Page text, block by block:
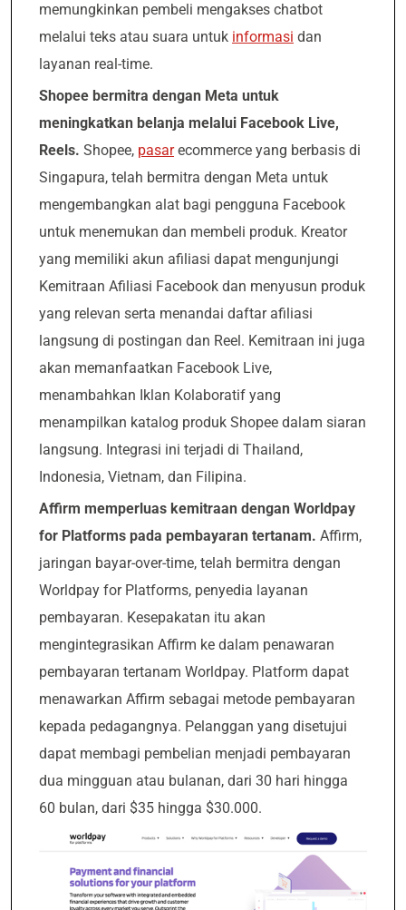
memungkinkan pembeli mengakses chatbot
melalui teks atau suara untuk informasi dan
layanan real-time.
Shopee bermitra dengan Meta untuk
meningkatkan belanja melalui Facebook Live,
Reels. Shopee, pasarecommerce yang berbasis di
Singapura, telah bermitra dengan Meta untuk
mengembangkan alat bagi pengguna Facebook
untuk menemukan dan membeli produk. Kreator
yang memiliki akun afiliasi dapat mengunjungi
Kemitraan Afiliasi Facebook dan menyusun produk
yang relevan serta menandai daftar afiliasi
langsung di postingan dan Reel. Kemitraan ini juga
akan memanfaatkan Facebook Live,
menambahkan Iklan Kolaboratif yang
menampilkan katalog produk Shopee dalam siaran
langsung. Integrasi ini terjadi di Thailand,
Indonesia, Vietnam, dan Filipina.
Affirm memperluas kemitraan dengan Worldpay
for Platforms pada pembayaran tertanam. Affirm,
jaringan bayar-over-time, telah bermitra dengan
Worldpay for Platforms, penyedia layanan
pembayaran. Kesepakatan itu akan
mengintegrasikan Affirm ke dalam penawaran
pembayaran tertanam Worldpay. Platform dapat
menawarkan Affirm sebagai metode pembayaran
kepada pedagangnya. Pelanggan yang disetujui
dapat membagi pembelian menjadi pembayaran
dua mingguan atau bulanan, dari 30 hari hingga
60 bulan, dari $35 hingga $30.000.